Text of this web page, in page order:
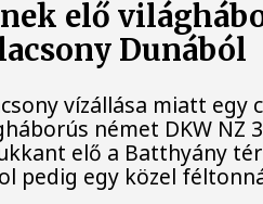
elő
Dunából
vízállása miatt egy
német DKW NZ
elő a Batthyány
pedig egy közel